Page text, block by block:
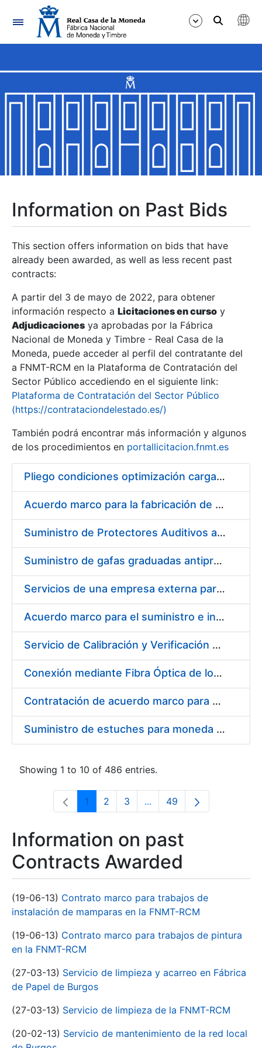
Navigation
Show/Hide
Show/Hide
Show/Hide
Show/Hide
Show/Hide
Show/Hide
Information on Past Bids
This section offers information on bids that have
already been awarded, as well as less recent past
contracts:
A partir del 3 de mayo de 2022, para obtener
información respecto a Licitaciones en curso y
Adjudicaciones ya aprobadas por la Fábrica
Nacional de Moneda y Timbre - Real Casa de la
Moneda, puede acceder al perfil del contratante del
a FNMT-RCM en la Plataforma de Contratación del
Sector Público accediendo en el siguiente link:
Plataforma de Contratación del Sector Público
(https://contrataciondelestado.es/)
También podrá encontrar más información y algunos
de los procedimientos en portallicitacion.fnmt.es
Pliego condiciones optimización cargas compras firmado
Acuerdo marco para la fabricación de piezas
Suministro de Protectores Auditivos a medida para las personas trabajadoras de los Centros de Trabajo de Madrid y Burgos
Suministro de gafas graduadas antiproyecciones para los trabajadores de la FNMT-RCM en los centros de trabajo de Madrid y Burgos
Servicios de una empresa externa para el asesoramiento y resolución de los recursos de alzada que se presentan relacionados con procesos de selección para la FNMT-RCM
Acuerdo marco para el suministro e instalación de persianas, estores y otros complementos
Servicio de Calibración y Verificación Externa de los Equipos de Medición del Servicio de Prevención de la FNMT-RCM
Conexión mediante Fibra Óptica de los Centros de Proceso de Datos (CPDs) de las sedes de la FNMT-RCM de Burgos y Madrid
Contratación de acuerdo marco para el Suministro de Material de Electricidad para la Fábrica Nacional de Moneda y Timbre-Real Casa de la Moneda en su centro de trabajo de Burgos
Suministro de estuches para moneda de 30 €
Showing 1 to 10 of 486 entries.
Page
1 Page
2 Page
3 ...Intermediate Pages Use
Page
49
Information on past
Contracts Awarded
(19-06-13) Contrato marco para trabajos de
instalación de mamparas en la FNMT-RCM
(19-06-13) Contrato marco para trabajos de pintura
en la FNMT-RCM
(27-03-13) Servicio de limpieza y acarreo en Fábrica
de Papel de Burgos
(27-03-13) Servicio de limpieza de la FNMT-RCM
(20-02-13) Servicio de mantenimiento de la red local